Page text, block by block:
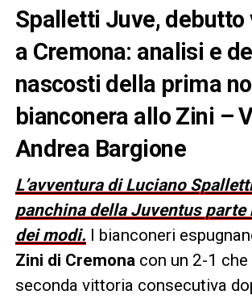
Spalletti Juve, debutto
a Cremona: analisi e
nascosti della prima
bianconera allo Zini –
Andrea Bargione
L’avventura di Luciano
panchina della Juventus
dei modi. I bianconeri
Zini di Cremona con un 2-1 che
seconda vittoria consecutiva